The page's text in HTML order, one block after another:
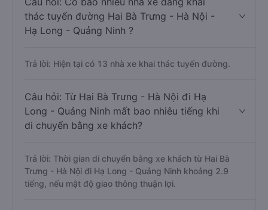
thác tuyến đường Hai Bà Trưng - Hà Nội -
Hạ Long - Quảng Ninh ?
Trả lời: Hiện tại có 13 nhà xe khai thác tuyến đường.
Câu hỏi: Từ Hai Bà Trưng - Hà Nội đi Hạ
Long - Quảng Ninh mất bao nhiêu tiếng khi
di chuyển bằng xe khách?
Trả lời: Thời gian di chuyển bằng xe khách từ Hai Bà
Trưng - Hà Nội đi Hạ Long - Quảng Ninh khoảng 2.9
tiếng, nếu mật độ giao thông thuận lợi.